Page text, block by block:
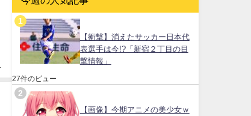
【衝撃】消えたサッカー日本代
表選手は今!?「新宿２丁目の目
撃情報」
27件のビュー
【画像】今期アニメの美少女ｗ